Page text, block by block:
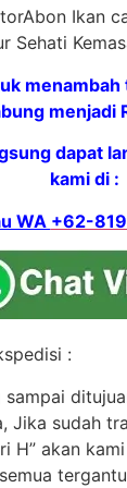
Ikan
Sehati
menjadi
dapat
kami di :
WA +62-
:
sampai
Jika sudah
H” akan